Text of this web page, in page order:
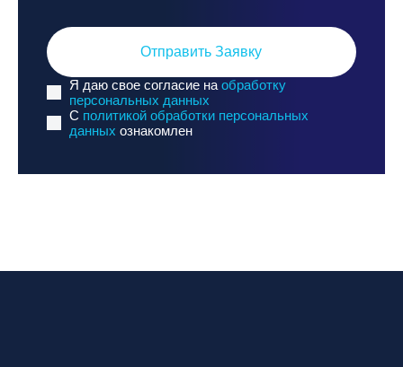
Отправить Заявку
Я даю свое согласие на обработку
персональных данных
C политикой обработки персональных
данных ознакомлен